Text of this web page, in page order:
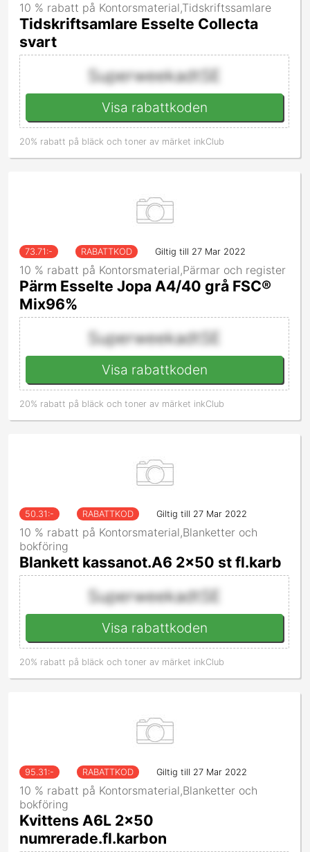
10 % rabatt på Kontorsmaterial,Tidskriftssamlare
Tidskriftsamlare Esselte Collecta
svart
SuperweekadtSE
Visa rabattkoden
20% rabatt på bläck och toner av märket inkClub
73.71 :- RABATTKOD Giltig till 27 Mar 2022
10 % rabatt på Kontorsmaterial,Pärmar och register
Pärm Esselte Jopa A4/40 grå FSC®
Mix96%
SuperweekadtSE
Visa rabattkoden
20% rabatt på bläck och toner av märket inkClub
50.31 :- RABATTKOD Giltig till 27 Mar 2022
10 % rabatt på Kontorsmaterial,Blanketter och
bokföring
Blankett kassanot.A6 2x50 st fl.karb
SuperweekadtSE
Visa rabattkoden
20% rabatt på bläck och toner av märket inkClub
95.31 :- RABATTKOD Giltig till 27 Mar 2022
10 % rabatt på Kontorsmaterial,Blanketter och
bokföring
Kvittens A6L 2x50
numrerade.fl.karbon